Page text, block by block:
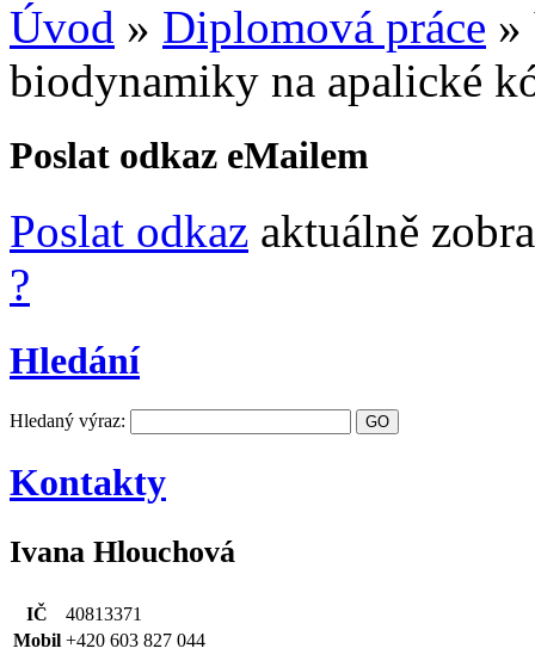
Úvod » Diplomová práce »
biodynamiky na apalické
Poslat odkaz eMailem
Poslat odkaz aktuálně
?
Hledání
Hledaný výraz:
Kontakty
Ivana Hlouchová
IČ
40813371
Mobil +420 603 827 044